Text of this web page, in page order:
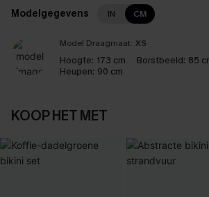
Modelgegevens IN CM
Model Draagmaat: XS
Hoogte: 173 cm Borstbeeld: 85
Heupen: 90 cm
KOOP HET MET